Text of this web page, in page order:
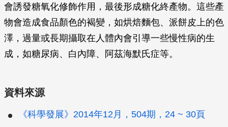
會誘發糖氧化修飾作用，最後形成糖化終產物。這些產
物會造成食品顏色的褐變，如烘焙麵包、派餅皮上的色
澤，過量或長期攝取在人體內會引導一些慢性病的生
成，如糖尿病、白內障、阿茲海默氏症等。
資料來源
《科學發展》2014年12月，504期，24 ~ 30頁